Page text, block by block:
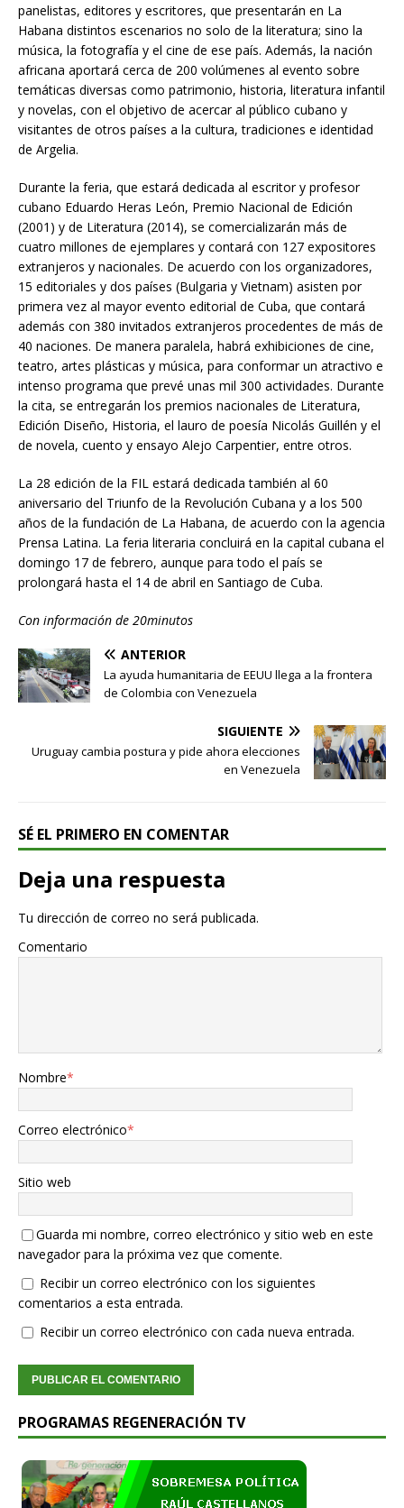
panelistas, editores y escritores, que presentarán en La
Habana distintos escenarios no solo de la literatura; sino la
música, la fotografía y el cine de ese país. Además, la nación
africana aportará cerca de 200 volúmenes al evento sobre
temáticas diversas como patrimonio, historia, literatura infantil
y novelas, con el objetivo de acercar al público cubano y
visitantes de otros países a la cultura, tradiciones e identidad
de Argelia.
Durante la feria, que estará dedicada al escritor y profesor
cubano Eduardo Heras León, Premio Nacional de Edición
(2001) y de Literatura (2014), se comercializarán más de
cuatro millones de ejemplares y contará con 127 expositores
extranjeros y nacionales. De acuerdo con los organizadores,
15 editoriales y dos países (Bulgaria y Vietnam) asisten por
primera vez al mayor evento editorial de Cuba, que contará
además con 380 invitados extranjeros procedentes de más de
40 naciones. De manera paralela, habrá exhibiciones de cine,
teatro, artes plásticas y música, para conformar un atractivo e
intenso programa que prevé unas mil 300 actividades. Durante
la cita, se entregarán los premios nacionales de Literatura,
Edición Diseño, Historia, el lauro de poesía Nicolás Guillén y el
de novela, cuento y ensayo Alejo Carpentier, entre otros.
La 28 edición de la FIL estará dedicada también al 60
aniversario del Triunfo de la Revolución Cubana y a los 500
años de la fundación de La Habana, de acuerdo con la agencia
Prensa Latina. La feria literaria concluirá en la capital cubana el
domingo 17 de febrero, aunque para todo el país se
prolongará hasta el 14 de abril en Santiago de Cuba.
Con información de 20minutos
ANTERIOR
La ayuda humanitaria de EEUU llega a la frontera
de Colombia con Venezuela
SIGUIENTE
Uruguay cambia postura y pide ahora elecciones
en Venezuela
SÉ EL PRIMERO EN COMENTAR
Deja una respuesta
Tu dirección de correo no será publicada.
Comentario
Nombre*
Correo electrónico*
Sitio web
Guarda mi nombre, correo electrónico y sitio web en este
navegador para la próxima vez que comente.
Recibir un correo electrónico con los siguientes
comentarios a esta entrada.
Recibir un correo electrónico con cada nueva entrada.
PROGRAMAS REGENERACIÓN TV